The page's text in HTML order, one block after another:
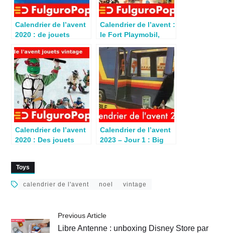
Calendrier de l’avent
2020 : de jouets
1982
Calendrier de l’avent :
le Fort Playmobil,
1985
Calendrier de l’avent
2020 : Des jouets
Calendrier de l’avent
2023 – Jour 1 : Big
Toys
calendrier de l'avent noel vintage
Previous Article
Libre Antenne : unboxing Disney Store par